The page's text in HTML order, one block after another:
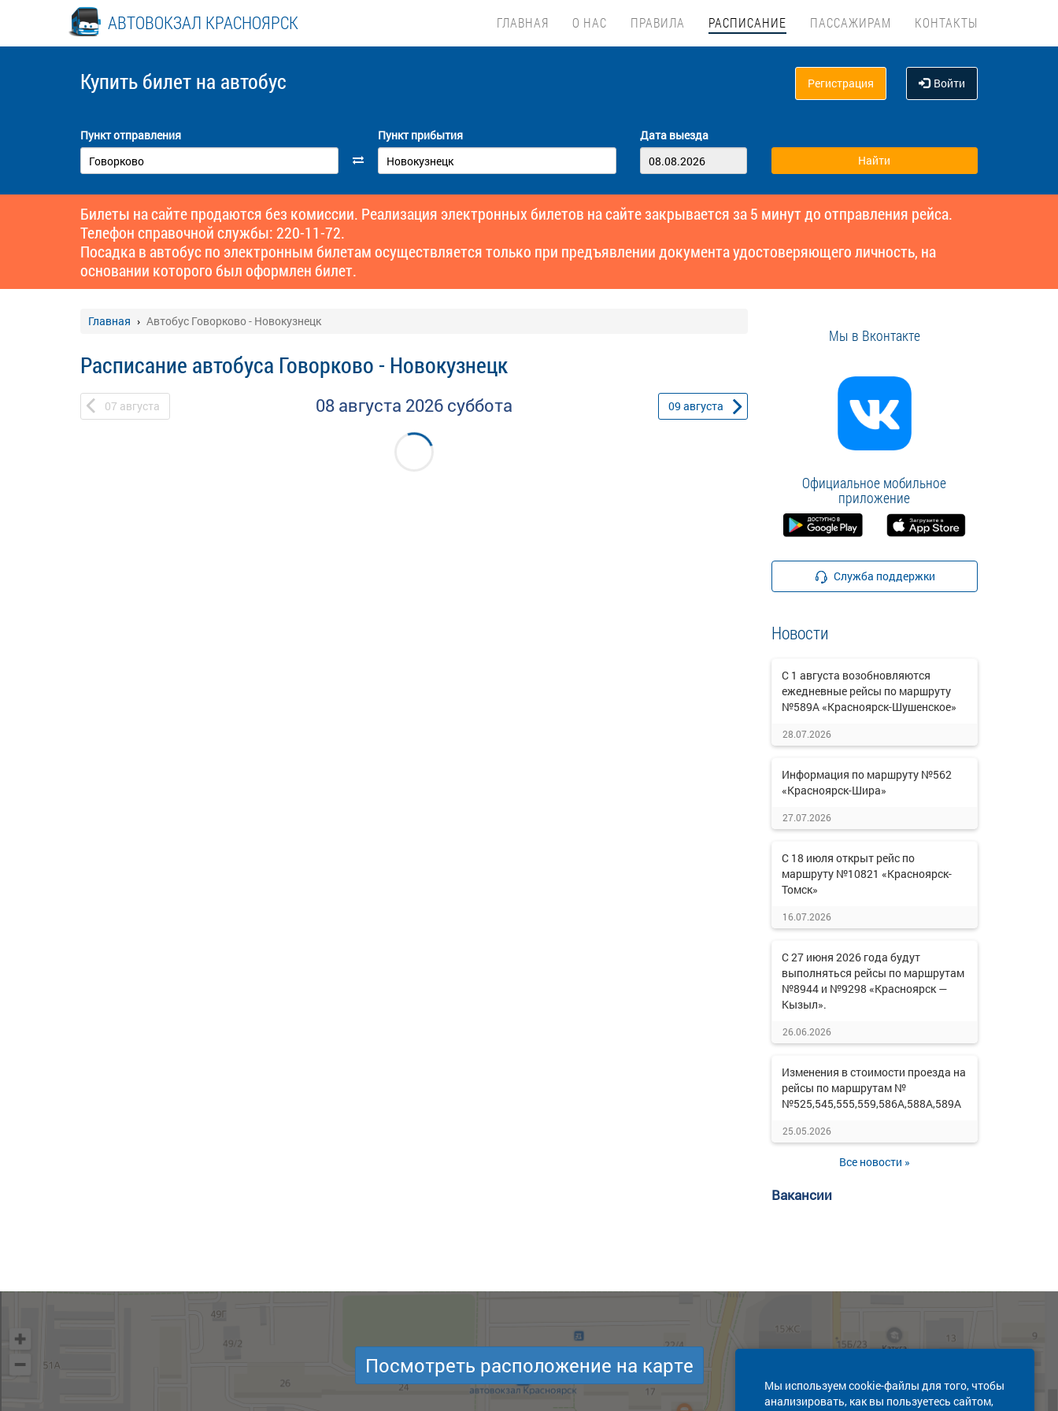
АВТОВОКЗАЛ КРАСНОЯРСК ГЛАВНАЯ О НАС ПРАВИЛА РАСПИСАНИЕ ПАССАЖИРАМ КОНТАКТЫ
Купить билет на автобус Регистрация Войти
Пункт отправления Пункт прибытия Дата выезда
Билеты на сайте продаются без комиссии. Реализация электронных билетов на сайте закрывается за 5 минут до отправления рейса.
Телефон справочной службы: 220-11-72.
Посадка в автобус по электронным билетам осуществляется только при предъявлении документа удостоверяющего личность, на
основании которого был оформлен билет.
Главная Автобус Говорково - Новокузнецк
Расписание автобуса Говорково - Новокузнецк
07 августа 08 августа 2026 суббота 09 августа
Мы в Вконтакте
Официальное мобильное
приложение
Служба поддержки
Новости
С 1 августа возобновляются
ежедневные рейсы по маршруту
№589А «Красноярск-Шушенское»
28.07.2026
Информация по маршруту №562
«Красноярск-Шира»
27.07.2026
С 18 июля открыт рейс по
маршруту №10821 «Красноярск-
Томск»
16.07.2026
С 27 июня 2026 года будут
выполняться рейсы по маршрутам
№8944 и №9298 «Красноярск —
Кызыл».
26.06.2026
Изменения в стоимости проезда на
рейсы по маршрутам №
№525,545,555,559,586А,588А,589А
25.05.2026
Все новости »
Вакансии
Мы используем cookie-файлы для того, чтобы
анализировать, как вы пользуетесь сайтом,
Посмотреть расположение на карте